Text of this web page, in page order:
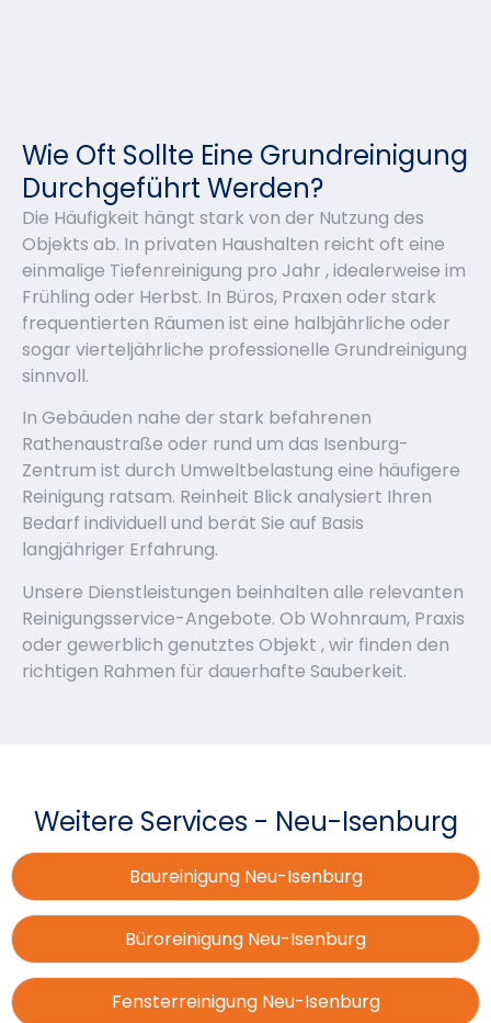
Wie Oft Sollte Eine Grundreinigung
Durchgeführt Werden?
Die Häufigkeit hängt stark von der Nutzung des
Objekts ab. In privaten Haushalten reicht oft eine
einmalige Tiefenreinigung pro Jahr , idealerweise im
Frühling oder Herbst. In Büros, Praxen oder stark
frequentierten Räumen ist eine halbjährliche oder
sogar vierteljährliche professionelle Grundreinigung
sinnvoll.
In Gebäuden nahe der stark befahrenen
Rathenaustraße oder rund um das Isenburg-
Zentrum ist durch Umweltbelastung eine häufigere
Reinigung ratsam. Reinheit Blick analysiert Ihren
Bedarf individuell und berät Sie auf Basis
langjähriger Erfahrung.
Unsere Dienstleistungen beinhalten alle relevanten
Reinigungsservice-Angebote. Ob Wohnraum, Praxis
oder gewerblich genutztes Objekt , wir finden den
richtigen Rahmen für dauerhafte Sauberkeit.
Weitere Services - Neu-Isenburg
Baureinigung Neu-Isenburg
Büroreinigung Neu-Isenburg
Fensterreinigung Neu-Isenburg